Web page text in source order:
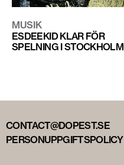
MUSIK
ESDEEKID KLAR FÖR
SPELNING I STOCKHOLM
CONTACT@DOPEST.SE
PERSONUPPGIFTSPOLICY